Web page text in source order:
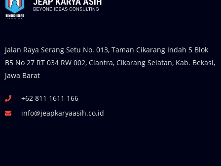
Jalan Raya Serang Setu No. 013, Taman Cikarang Indah 5 Blok
B5 No 27 RT 034 RW 002, Ciantra, Cikarang Selatan, Kab. Bekasi,
Jawa Barat
+62 811 1611 166
info@jeapkaryaasih.co.id